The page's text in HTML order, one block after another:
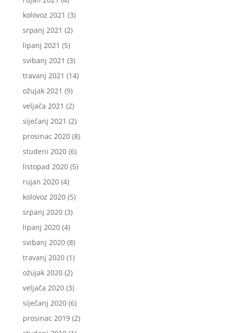
kolovoz 2021 (3)
srpanj 2021 (2)
lipanj 2021 (5)
svibanj 2021 (3)
travanj 2021 (14)
ožujak 2021 (9)
veljača 2021 (2)
siječanj 2021 (2)
prosinac 2020(8)
studeni 2020(6)
listopad 2020(5)
rujan 2020(4)
kolovoz 2020(5)
srpanj 2020(3)
lipanj 2020(4)
svibanj 2020(8)
travanj 2020(1)
ožujak 2020(2)
veljača 2020(3)
siječanj 2020(6)
prosinac 2019(2)